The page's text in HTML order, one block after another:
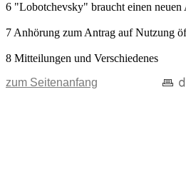
6 "Lobotchevsky" braucht einen
7 Anhörung zum Antrag auf Nutzung
8 Mitteilungen und Verschiedenes
zum Seitenanfang